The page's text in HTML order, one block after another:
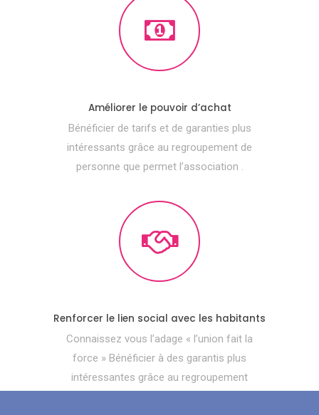
Améliorer le pouvoir d’achat
Bénéficier de tarifs et de garanties plus
intéressants grâce au regroupement de
personne que permet l’association .
Renforcer le lien social avec les habitants
Connaissez vous l’adage « l’union fait la
force » Bénéficier à des garantis plus
intéressantes grâce au regroupement